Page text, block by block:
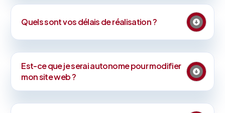
Quels sont vos délais de réalisation ?
Est-ce que je serai autonome pour modifier
mon site web ?